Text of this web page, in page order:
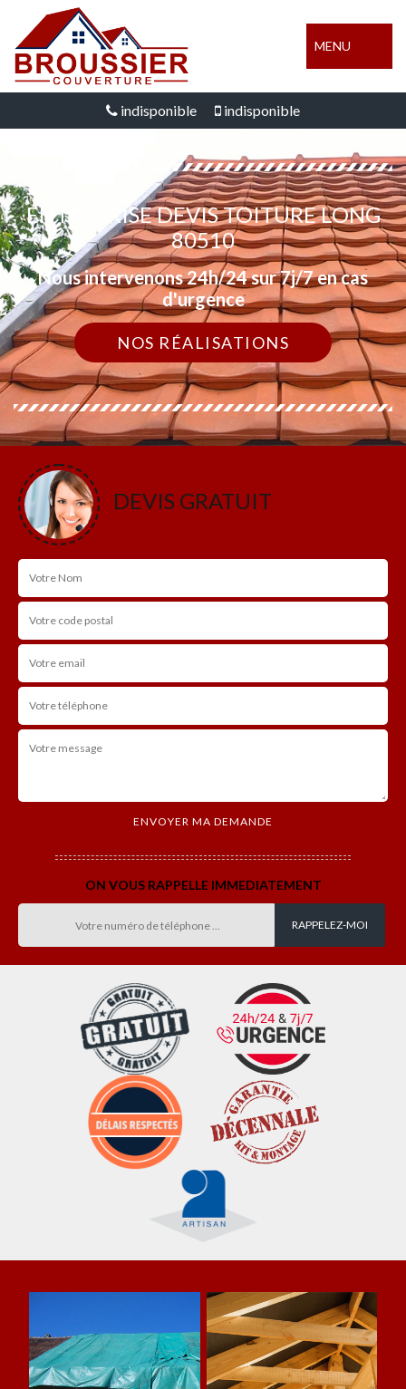
MENU
indisponible indisponible
ENTREPRISE DEVIS TOITURE LONG
80510
Nous intervenons 24h/24 sur 7j/7 en cas
d'urgence
NOS RÉALISATIONS
DEVIS GRATUIT
ON VOUS RAPPELLE IMMEDIATEMENT